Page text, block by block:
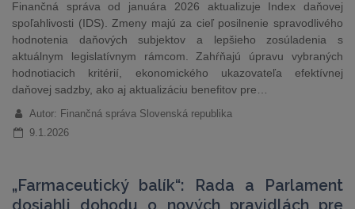
Finančná správa od januára 2026 aktualizuje Index daňovej
spoľahlivosti (IDS). Zmeny majú za cieľ posilnenie spravodlivého
hodnotenia daňových subjektov a lepšieho zosúladenia s
aktuálnym legislatívnym rámcom. Zahŕňajú úpravu vybraných
hodnotiacich kritérií, ekonomického ukazovateľa efektívnej
daňovej sadzby, ako aj aktualizáciu benefitov pre…
Autor: Finančná správa Slovenská republika
9.1.2026
„Farmaceutický balík“: Rada a Parlament